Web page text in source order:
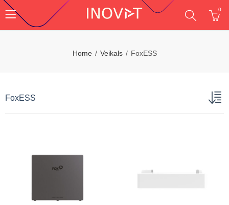
0
Home Veikals FoxESS
FoxESS